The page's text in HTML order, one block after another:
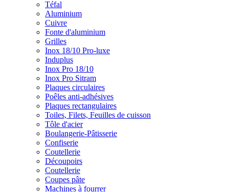
Téfal
Aluminium
Cuivre
Fonte d'aluminium
Grilles
Inox 18/10 Pro-luxe
Induplus
Inox Pro 18/10
Inox Pro Sitram
Plaques circulaires
Poêles anti-adhésives
Plaques rectangulaires
Toiles, Filets, Feuilles de cuisson
Tôle d'acier
Boulangerie-Pâtisserie
Confiserie
Coutellerie
Découpoirs
Coutellerie
Coupes pâte
Machines à fourrer